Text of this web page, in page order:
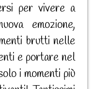
per vivere a
emozione,
brutti nelle
e portare nel
i momenti più